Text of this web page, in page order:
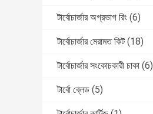
টার্বোচার্জার অগ্রভাগ রিং (6)
টার্বোচার্জার মেরামত কিট (18)
টার্বোচার্জার সংকোচকারী চাকা (6)
টার্বো ব্লেড (5)